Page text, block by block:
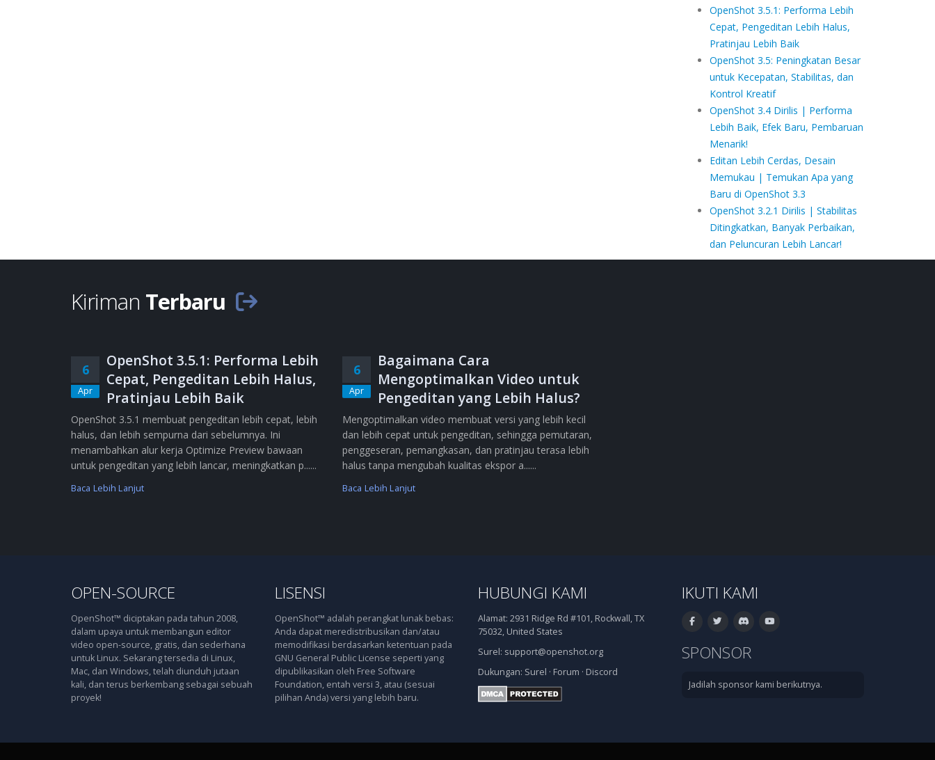
OpenShot 3.5.1: Performa Lebih
Cepat, Pengeditan Lebih Halus,
Pratinjau Lebih Baik
OpenShot 3.5: Peningkatan Besar
untuk Kecepatan, Stabilitas, dan
Kontrol Kreatif
OpenShot 3.4 Dirilis | Performa
Lebih Baik, Efek Baru, Pembaruan
Menarik!
Editan Lebih Cerdas, Desain
Memukau | Temukan Apa yang
Baru di OpenShot 3.3
OpenShot 3.2.1 Dirilis | Stabilitas
Ditingkatkan, Banyak Perbaikan,
dan Peluncuran Lebih Lancar!
Kiriman Terbaru
6
Apr
OpenShot 3.5.1: Performa Lebih
Cepat, Pengeditan Lebih Halus,
Pratinjau Lebih Baik
OpenShot 3.5.1 membuat pengeditan lebih cepat, lebih
halus, dan lebih sempurna dari sebelumnya. Ini
menambahkan alur kerja Optimize Preview bawaan
untuk pengeditan yang lebih lancar, meningkatkan p......
Baca Lebih Lanjut
6
Apr
Bagaimana Cara
Mengoptimalkan Video untuk
Pengeditan yang Lebih Halus?
Mengoptimalkan video membuat versi yang lebih kecil
dan lebih cepat untuk pengeditan, sehingga pemutaran,
penggeseran, pemangkasan, dan pratinjau terasa lebih
halus tanpa mengubah kualitas ekspor a......
Baca Lebih Lanjut
OPEN-SOURCE
OpenShot™ diciptakan pada tahun 2008,
dalam upaya untuk membangun editor
video open-source, gratis, dan sederhana
untuk Linux. Sekarang tersedia di Linux,
Mac, dan Windows, telah diunduh jutaan
kali, dan terus berkembang sebagai sebuah
proyek!
LISENSI
OpenShot™ adalah perangkat lunak bebas:
Anda dapat meredistribusikan dan/atau
memodifikasi berdasarkan ketentuan pada
GNU General Public License seperti yang
dipublikasikan oleh Free Software
Foundation, entah versi 3, atau (sesuai
pilihan Anda) versi yang lebih baru.
HUBUNGI KAMI
Alamat: 2931 Ridge Rd #101, Rockwall, TX
75032, United States
Surel: support@openshot.org
Dukungan: Surel · Forum · Discord
IKUTI KAMI
SPONSOR
Jadilah sponsor kami berikutnya.